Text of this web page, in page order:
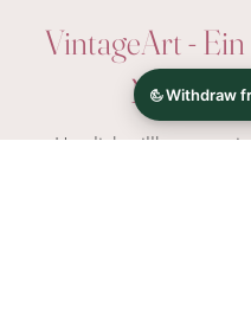
VintageArt -
Nostalgie
Herzlich willkommen